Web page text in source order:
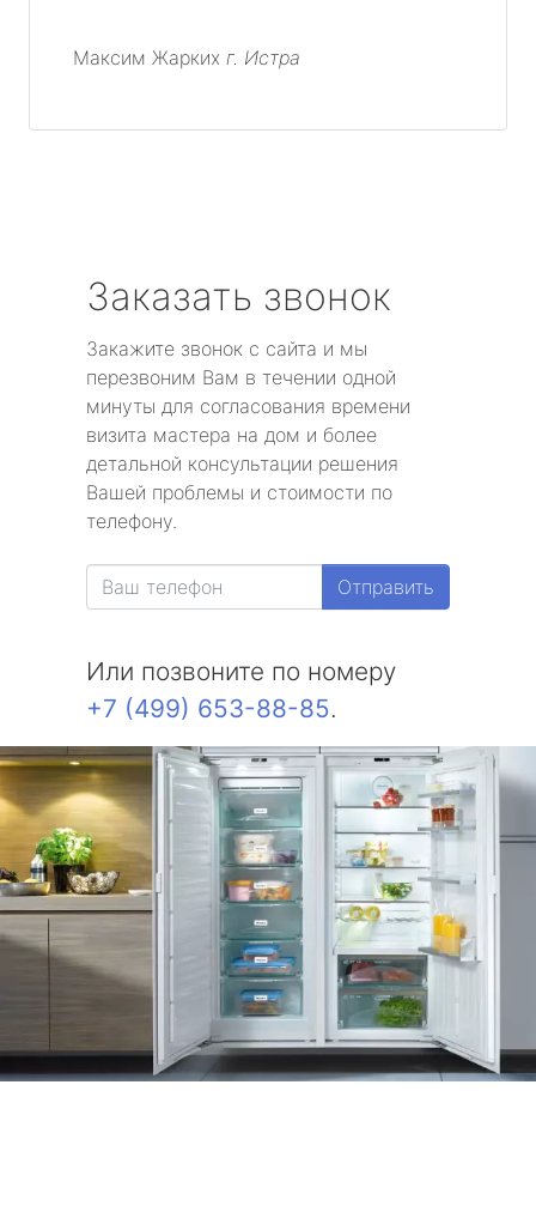
Максим Жарких г. Истра
Заказать звонок
Закажите звонок с сайта и мы
перезвоним Вам в течении одной
минуты для согласования времени
визита мастера на дом и более
детальной консультации решения
Вашей проблемы и стоимости по
телефону.
Отправить
Или позвоните по номеру
+7 (499) 653-88-85.